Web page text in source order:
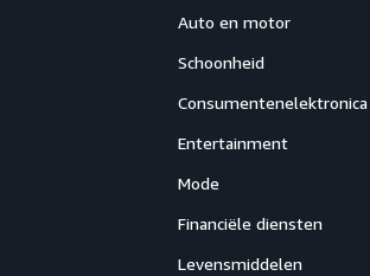
Auto en motor
Schoonheid
Consumentenelektronica
Entertainment
Mode
Financiële diensten
Levensmiddelen